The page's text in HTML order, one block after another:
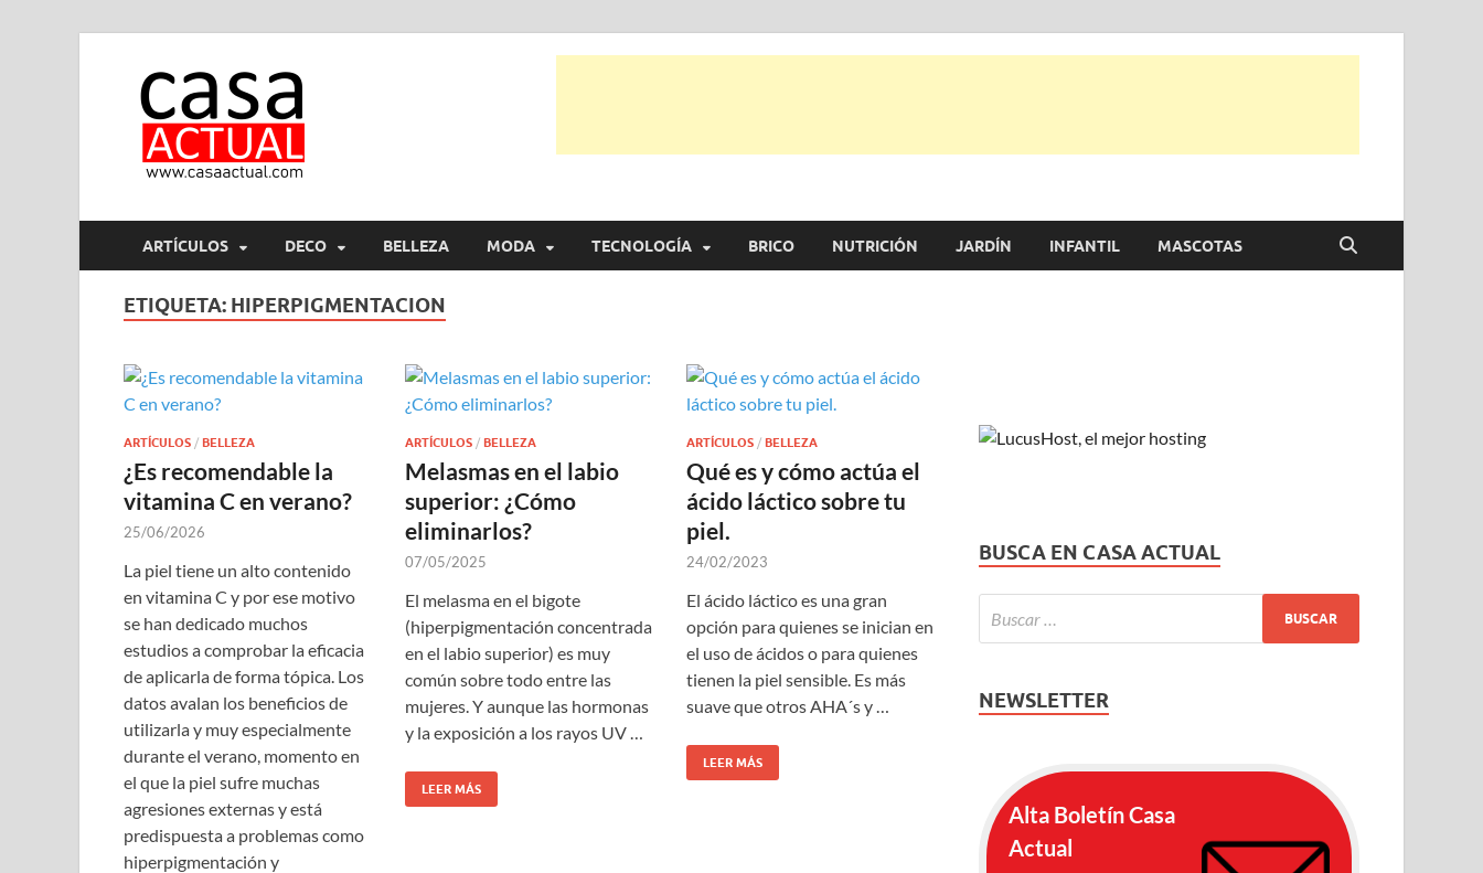
ARTÍCULOS DECO BELLEZA MODA TECNOLOGÍA BRICO NUTRICIÓN JARDÍN INFANTIL MASCOTAS
ETIQUETA: HIPERPIGMENTACION
ARTÍCULOS / BELLEZA
¿Es recomendable la
vitamina C en verano?
25/06/2026
La piel tiene un alto contenido
en vitamina C y por ese motivo
se han dedicado muchos
estudios a comprobar la eficacia
de aplicarla de forma tópica. Los
datos avalan los beneficios de
utilizarla y muy especialmente
durante el verano, momento en
el que la piel sufre muchas
agresiones externas y está
predispuesta a problemas como
hiperpigmentación y
ARTÍCULOS / BELLEZA
Melasmas en el labio
superior: ¿Cómo
eliminarlos?
07/05/2025
El melasma en el bigote
(hiperpigmentación concentrada
en el labio superior) es muy
común sobre todo entre las
mujeres. Y aunque las hormonas
y la exposición a los rayos UV …
LEER MÁS
ARTÍCULOS / BELLEZA
Qué es y cómo actúa el
ácido láctico sobre tu
piel.
24/02/2023
El ácido láctico es una gran
opción para quienes se inician en
el uso de ácidos o para quienes
tienen la piel sensible. Es más
suave que otros AHA´s y …
LEER MÁS
BUSCA EN CASA ACTUAL
NEWSLETTER
Alta Boletín Casa
Actual